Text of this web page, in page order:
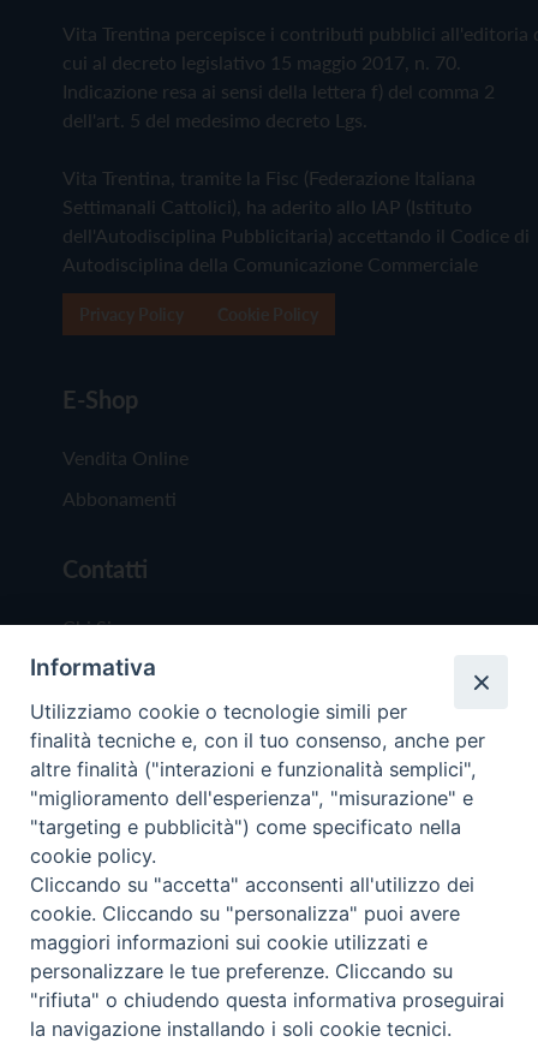
Vita Trentina percepisce i contributi pubblici all'editoria
cui al decreto legislativo 15 maggio 2017, n. 70.
Indicazione resa ai sensi della lettera f) del comma 2
dell'art. 5 del medesimo decreto Lgs.
Vita Trentina, tramite la Fisc (Federazione Italiana
Settimanali Cattolici), ha aderito allo IAP (Istituto
dell'Autodisciplina Pubblicitaria) accettando il Codice di
Autodisciplina della Comunicazione Commerciale
E-Shop
Vendita Online
Abbonamenti
Contatti
Chi Siamo
Redazione
Scrivici
Copyright © 2019 - Tutti i diritti riservati - Vita
Trentina Editrice
Privacy Policy
Torna
Informativa
Utilizziamo cookie o tecnologie simili per
finalità tecniche e, con il tuo consenso, anche per
altre finalità ("interazioni e funzionalità semplici",
"miglioramento dell'esperienza", "misurazione" e
"targeting e pubblicità") come specificato nella
cookie policy.
Cliccando su "accetta" acconsenti all'utilizzo dei
cookie. Cliccando su "personalizza" puoi avere
maggiori informazioni sui cookie utilizzati e
personalizzare le tue preferenze. Cliccando su
"rifiuta" o chiudendo questa informativa proseguirai
la navigazione installando i soli cookie tecnici.